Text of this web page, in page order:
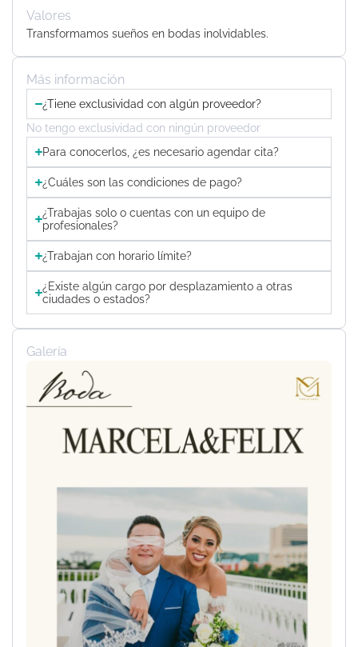
Galería
Valores
Transformamos sueños en bodas inolvidables.
Más información
¿Tiene exclusividad con algún proveedor?
No tengo exclusividad con ningún proveedor
Para conocerlos, ¿es necesario agendar cita?
¿Cuáles son las condiciones de pago?
¿Trabajas solo o cuentas con un equipo de
profesionales?
¿Trabajan con horario límite?
¿Existe algún cargo por desplazamiento a otras
ciudades o estados?